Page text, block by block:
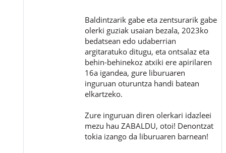
Baldintzarik gabe eta zentsurarik gabe
olerki guziak usaian bezala, 2023ko
bedatsean edo udaberrian
argitaratuko ditugu, eta ontsalaz eta
behin-behinekoz atxiki ere apirilaren
16a igandea, gure liburuaren
inguruan oturuntza handi batean
elkartzeko.
Zure inguruan diren olerkari idazleei
mezu hau ZABALDU, otoi! Denontzat
tokia izango da liburuaren barnean!